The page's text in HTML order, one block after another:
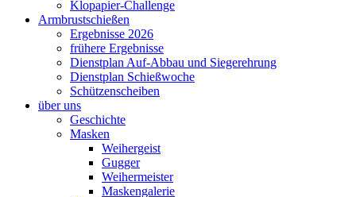
Klopapier-Challenge
Armbrustschießen
Ergebnisse 2026
frühere Ergebnisse
Dienstplan Auf-Abbau und Siegerehrung
Dienstplan Schießwoche
Schützenscheiben
über uns
Geschichte
Masken
Weihergeist
Gugger
Weihermeister
Maskengalerie